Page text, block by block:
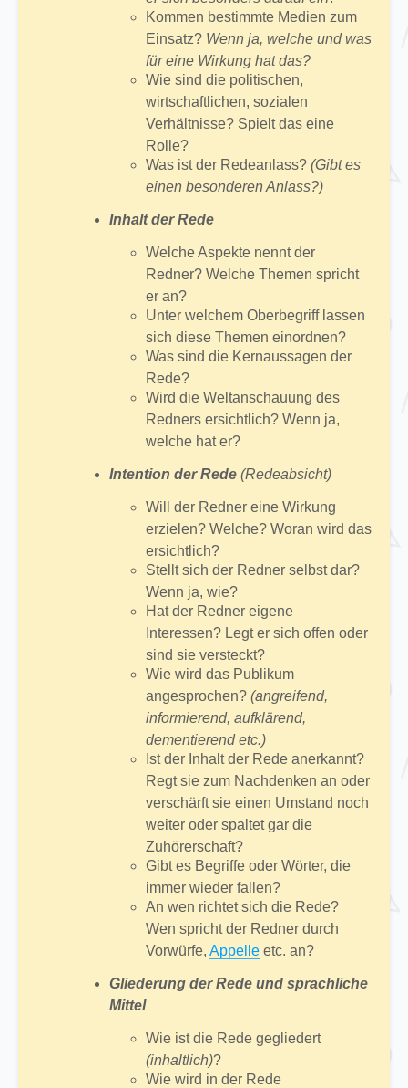
Kommen bestimmte Medien zum
Einsatz? Wenn ja, welche und was
für eine Wirkung hat das?
Wie sind die politischen,
wirtschaftlichen, sozialen
Verhältnisse? Spielt das eine
Rolle?
Was ist der Redeanlass? (Gibt es
einen besonderen Anlass?)
Inhalt der Rede
Welche Aspekte nennt der
Redner? Welche Themen spricht
er an?
Unter welchem Oberbegriff lassen
sich diese Themen einordnen?
Was sind die Kernaussagen der
Rede?
Wird die Weltanschauung des
Redners ersichtlich? Wenn ja,
welche hat er?
Intention der Rede (Redeabsicht)
Will der Redner eine Wirkung
erzielen? Welche? Woran wird das
ersichtlich?
Stellt sich der Redner selbst dar?
Wenn ja, wie?
Hat der Redner eigene
Interessen? Legt er sich offen oder
sind sie versteckt?
Wie wird das Publikum
angesprochen? (angreifend,
informierend, aufklärend,
dementierend etc.)
Ist der Inhalt der Rede anerkannt?
Regt sie zum Nachdenken an oder
verschärft sie einen Umstand noch
weiter oder spaltet gar die
Zuhörerschaft?
Gibt es Begriffe oder Wörter, die
immer wieder fallen?
An wen richtet sich die Rede?
Wen spricht der Redner durch
Vorwürfe, Appelle etc. an?
Gliederung der Rede und sprachliche
Mittel
Wie ist die Rede gegliedert
(inhaltlich)?
Wie wird in der Rede